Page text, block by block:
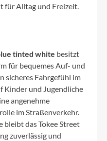
für Alltag und Freizeit.
tinted white besitzt
für bequemes Auf- und
sicheres Fahrgefühl im
Kinder und Jugendliche
angenehme
im Straßenverkehr.
bleibt das Tokee Street
zuverlässig und